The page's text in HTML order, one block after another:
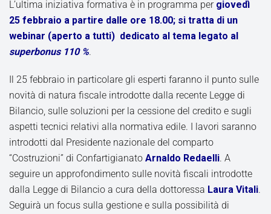
L’ultima iniziativa formativa è in programma per giovedì
25 febbraio a partire dalle ore 18.00; si tratta di un
webinar (aperto a tutti) dedicato al tema legato al
superbonus 110 %.
Il 25 febbraio in particolare gli esperti faranno il punto sulle
novità di natura fiscale introdotte dalla recente Legge di
Bilancio, sulle soluzioni per la cessione del credito e sugli
aspetti tecnici relativi alla normativa edile. I lavori saranno
introdotti dal Presidente nazionale del comparto
“Costruzioni” di Confartigianato Arnaldo Redaelli. A
seguire un approfondimento sulle novità fiscali introdotte
dalla Legge di Bilancio a cura della dottoressa Laura Vitali.
Seguirà un focus sulla gestione e sulla possibilità di